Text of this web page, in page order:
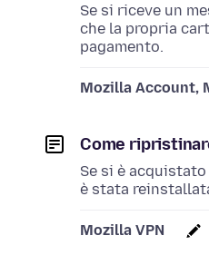
Se si riceve un
che la propria
pagamento.
Mozilla Account,
Come
Se si è
è stata
Mozilla VPN